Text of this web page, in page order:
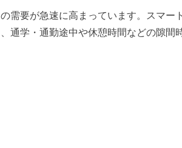
需要が急速に高まっています。スマー
通学・通勤途中や休憩時間などの隙間